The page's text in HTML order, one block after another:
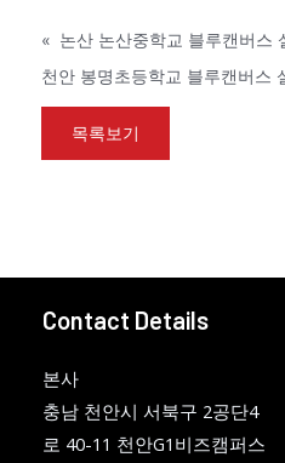
« 논산 논산중학교 블루캔버스
천안 봉명초등학교 블루캔버스
목록보기
Contact Details
본사
충남 천안시 서북구 2공단4
로 40-11 천안G1비즈캠퍼스